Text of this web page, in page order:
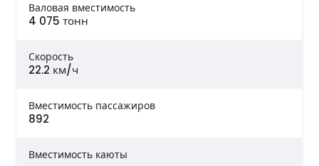
Валовая вместимость
4 075 тонн
Скорость
22.2 км/ч
Вместимость пассажиров
892
Вместимость каюты